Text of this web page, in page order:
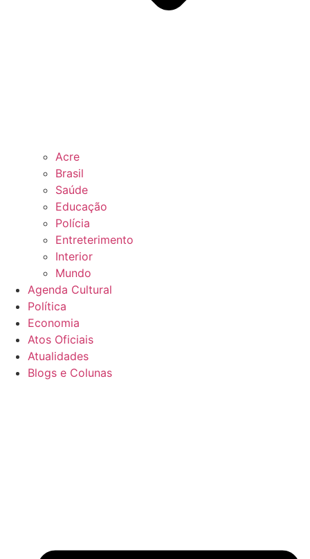
Acre
Brasil
Saúde
Educação
Polícia
Entreterimento
Interior
Mundo
Agenda Cultural
Política
Economia
Atos Oficiais
Atualidades
Blogs e Colunas